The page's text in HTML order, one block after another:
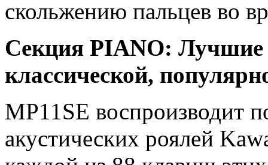
скольжению пальцев во
Секция PIANO:
классической,
MP11SE воспроизводит
акустических роялей